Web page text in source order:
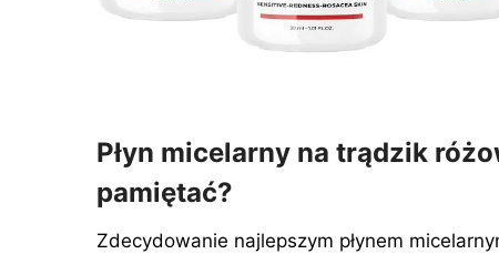
Płyn micelarny na trądzik
pamiętać?
Zdecydowanie najlepszym płynem